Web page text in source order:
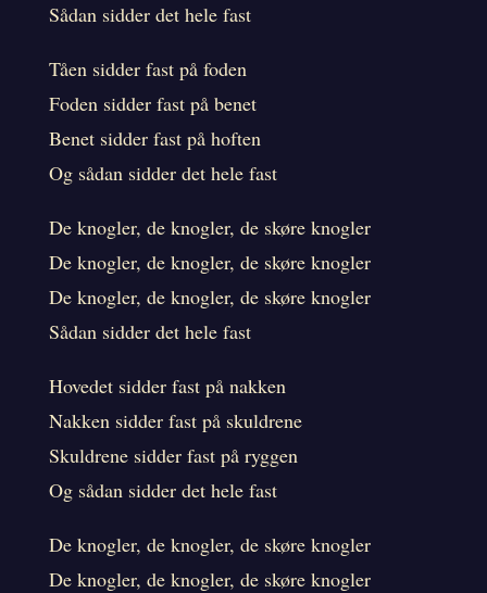
Sådan sidder det hele fast
Tåen sidder fast på foden
Foden sidder fast på benet
Benet sidder fast på hoften
Og sådan sidder det hele fast
De knogler, de knogler, de skøre knogler
De knogler, de knogler, de skøre knogler
De knogler, de knogler, de skøre knogler
Sådan sidder det hele fast
Hovedet sidder fast på nakken
Nakken sidder fast på skuldrene
Skuldrene sidder fast på ryggen
Og sådan sidder det hele fast
De knogler, de knogler, de skøre knogler
De knogler, de knogler, de skøre knogler